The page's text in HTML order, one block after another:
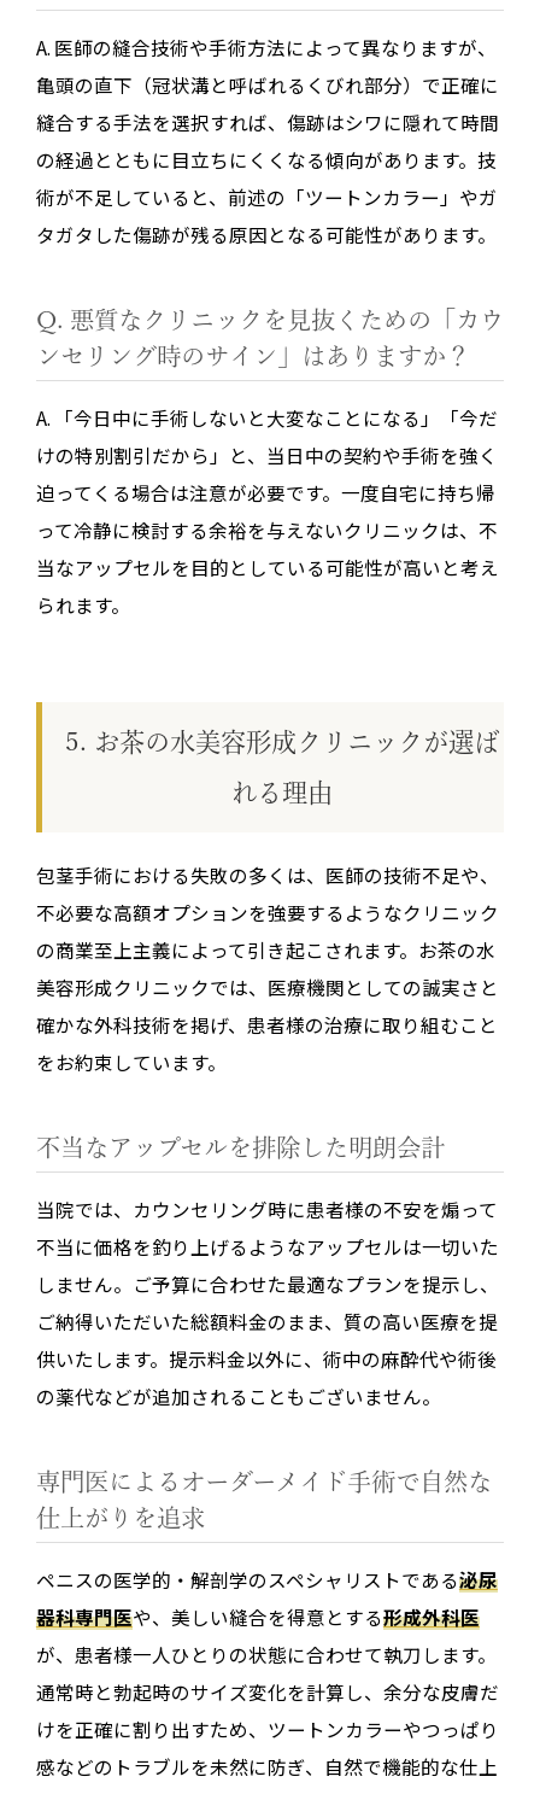
A. 医師の縫合技術や手術方法によって異なりますが、
亀頭の直下（冠状溝と呼ばれるくびれ部分）で正確に
縫合する手法を選択すれば、傷跡はシワに隠れて時間
の経過とともに目立ちにくくなる傾向があります。技
術が不足していると、前述の「ツートンカラー」やガ
タガタした傷跡が残る原因となる可能性があります。
Q. 悪質なクリニックを見抜くための「カウ
ンセリング時のサイン」はありますか？
A. 「今日中に手術しないと大変なことになる」「今だ
けの特別割引だから」と、当日中の契約や手術を強く
迫ってくる場合は注意が必要です。一度自宅に持ち帰
って冷静に検討する余裕を与えないクリニックは、不
当なアップセルを目的としている可能性が高いと考え
られます。
5. お茶の水美容形成クリニックが選ば
れる理由
包茎手術における失敗の多くは、医師の技術不足や、
不必要な高額オプションを強要するようなクリニック
の商業至上主義によって引き起こされます。お茶の水
美容形成クリニックでは、医療機関としての誠実さと
確かな外科技術を掲げ、患者様の治療に取り組むこと
をお約束しています。
不当なアップセルを排除した明朗会計
当院では、カウンセリング時に患者様の不安を煽って
不当に価格を釣り上げるようなアップセルは一切いた
しません。ご予算に合わせた最適なプランを提示し、
ご納得いただいた総額料金のまま、質の高い医療を提
供いたします。提示料金以外に、術中の麻酔代や術後
の薬代などが追加されることもございません。
専門医によるオーダーメイド手術で自然な
仕上がりを追求
ペニスの医学的・解剖学のスペシャリストである泌尿
器科専門医や、美しい縫合を得意とする形成外科医
が、患者様一人ひとりの状態に合わせて執刀します。
通常時と勃起時のサイズ変化を計算し、余分な皮膚だ
けを正確に割り出すため、ツートンカラーやつっぱり
感などのトラブルを未然に防ぎ、自然で機能的な仕上